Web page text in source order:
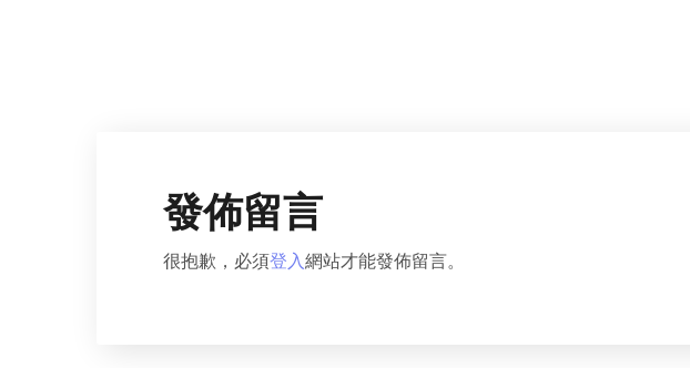
發佈留言
很抱歉，必須登入網站才能發佈留言。